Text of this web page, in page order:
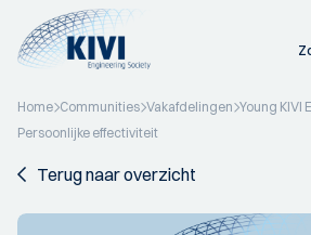
Home Communities Vakafdelingen Young KIVI
Persoonlijke effectiviteit
Terug naar overzicht